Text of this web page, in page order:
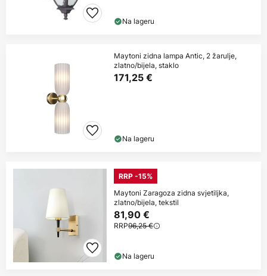
Na lageru
Maytoni zidna lampa Antic, 2 žarulje,
zlatno/bijela, staklo
171,25 €
Na lageru
RRP -15%
Maytoni Zaragoza zidna svjetiljka,
zlatno/bijela, tekstil
81,90 €
RRP96,25 €
Na lageru